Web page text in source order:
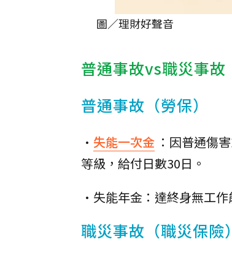
圖／理財好聲音
普通事故vs職災事
普通事故（勞保）
• 失能一次金 ：因普通傷
等級，給付日數30日。
•失能年金：達終身無工作
職災事故（職災保險）